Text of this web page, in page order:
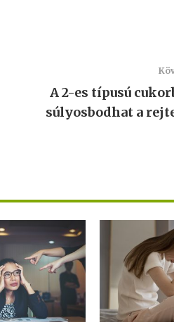
A 2-es típusú
súlyosbodhat a